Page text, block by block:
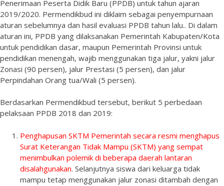
Penerimaan Peserta Didik Baru (PPDB) untuk tahun ajaran
2019/2020. Permendikbud ini diklaim sebagai penyempurnaan
aturan sebelumnya dan hasil evaluasi PPDB tahun lalu.. Di dalam
aturan ini, PPDB yang dilaksanakan Pemerintah Kabupaten/Kota
untuk pendidikan dasar, maupun Pemerintah Provinsi untuk
pendidikan menengah, wajib menggunakan tiga jalur, yakni jalur
Zonasi (90 persen), jalur Prestasi (5 persen), dan jalur
Perpindahan Orang tua/Wali (5 persen).
Berdasarkan Permendikbud tersebut, berikut 5 perbedaan
pelaksaan PPDB 2018 dan 2019:
Penghapusan SKTM Pemerintah secara resmi menghapus
Surat Keterangan Tidak Mampu (SKTM) yang sempat
menimbulkan polemik di beberapa daerah lantaran
disalahgunakan. Selanjutnya siswa dari keluarga tidak
mampu tetap menggunakan jalur zonasi ditambah dengan